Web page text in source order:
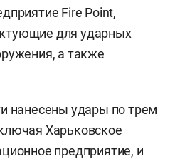
Fire Point,
для ударных
а также
нанесены удары по трем
Харьковское
предприятие, и